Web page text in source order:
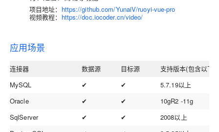
项目地址： https://github.com/YunaiV/ruoyi-vue-pro
视频教程： https://doc.iocoder.cn/video/
应用场景
连接器 数据源 目标源
支持版本(包含以下)
MySQL
✔ ✔
5.7.19以上
Oracle
✔ ✔
10gR2 -11g
SqlServer
✔ ✔
2008以上